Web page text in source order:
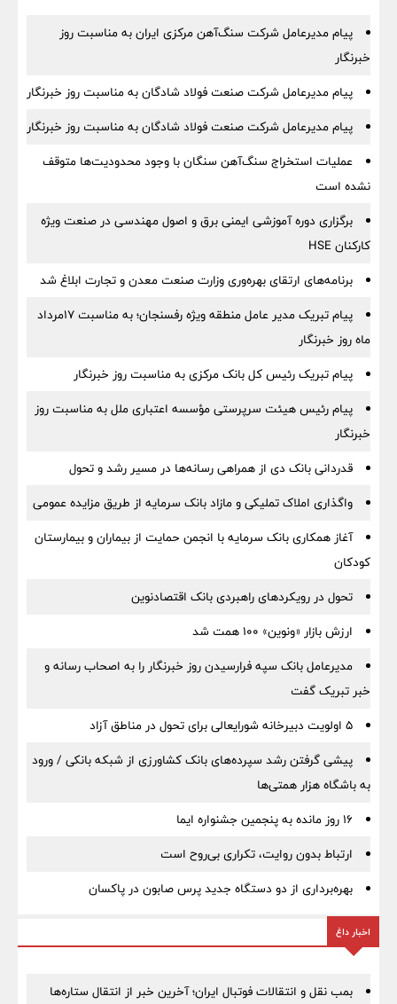
پیام مدیرعامل شرکت سنگ‌آهن مرکزی ایران به مناسبت روز
خبرنگار
پیام مدیرعامل شرکت صنعت فولاد شادگان به مناسبت روز خبرنگار
پیام مدیرعامل شرکت صنعت فولاد شادگان به مناسبت روز خبرنگار
عملیات استخراج سنگ‌آهن سنگان با وجود محدودیت‌ها متوقف
نشده است
برگزاری دوره آموزشی ایمنی برق و اصول مهندسی در صنعت ویژه
کارکنان HSE
برنامه‌های ارتقای بهره‌وری وزارت صنعت معدن و تجارت ابلاغ شد
پیام تبریک مدیر عامل منطقه ویژه رفسنجان؛ به مناسبت ۱۷مرداد
ماه روز خبرنگار
پیام تبریک رئیس کل بانک مرکزی به مناسبت روز خبرنگار
پیام رئیس هیئت سرپرستی مؤسسه اعتباری ملل به مناسبت روز
خبرنگار
قدردانی بانک دی از همراهی رسانه‌ها در مسیر رشد و تحول
واگذاری املاک تملیکی و مازاد بانک سرمایه از طریق مزایده عمومی
آغاز همکاری بانک سرمایه با انجمن حمایت از بیماران و بیمارستان
کودکان
تحول در رویکردهای راهبردی بانک اقتصادنوین
ارزش بازار «ونوین» 100 همت شد
مدیرعامل بانک سپه فرارسیدن روز خبرنگار را به اصحاب رسانه و
خبر تبریک گفت
5 اولویت دبیرخانه شورایعالی برای تحول در مناطق آزاد
پیشی گرفتن رشد سپرده‌های بانک کشاورزی از شبکه بانکی / ورود
به باشگاه هزار همتی‌ها
16 روز مانده به پنجمین جشنواره ایما
ارتباط بدون روایت، تکراری بی‌روح است
بهره‌برداری از دو دستگاه جدید پرس صابون در پاكسان
اخبار داغ
بمب نقل‌ و انتقالات فوتبال ایران؛ آخرین خبر از انتقال ستاره‌ها